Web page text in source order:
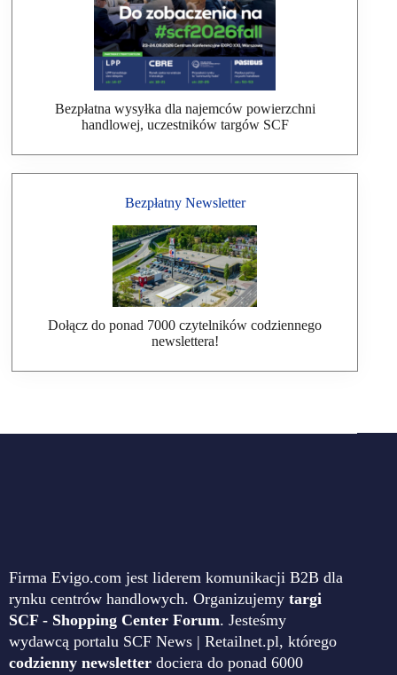
Bezpłatna wysyłka dla najemców powierzchni
handlowej, uczestników targów SCF
Bezpłatny Newsletter
Dołącz do ponad 7000 czytelników codziennego
newslettera!
Firma Evigo.com jest liderem komunikacji B2B dla
rynku centrów handlowych. Organizujemy targi
SCF - Shopping Center Forum. Jesteśmy
wydawcą portalu SCF News | Retailnet.pl, którego
codzienny newsletter dociera do ponad 6000